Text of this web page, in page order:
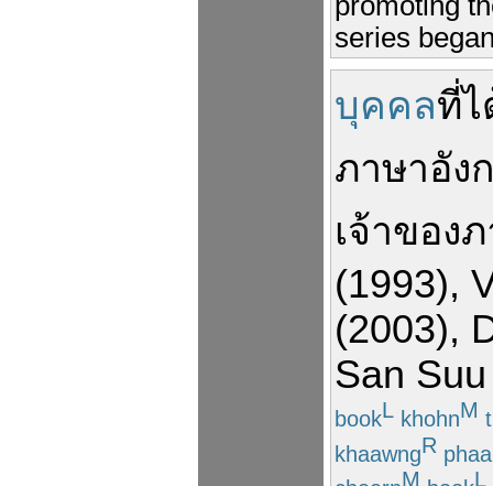
series
บุคคลที่
ภาษาอัง
เจ้าของ
(1993),
(2003),
San Suu
bookL khohnM
khaawngR phaa
M L